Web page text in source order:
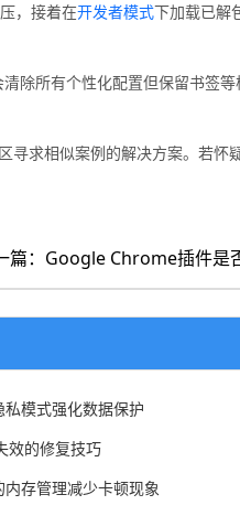
，接着在开发者模式下加载已解
除所有个性化配置但保留书签
求相似案例的解决方案。若怀
篇：Google Chrome插件是
模式强化数据保护
效的修复技巧
存管理减少卡顿现象